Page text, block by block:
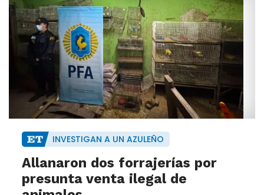
INVESTIGAN A UN AZULEÑO
Allanaron dos forrajerías por
presunta venta ilegal de